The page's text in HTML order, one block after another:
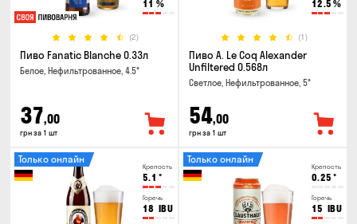
11 %
(2)
Пиво Fanatic Blanche 0.33л
Белое, Нефильтрованное, 4.5°
37,00
грн за 1 шт
12.5 %
(1)
Пиво A. Le Coq Alexander
Unfiltered 0.568л
Светлое, Нефильтрованное, 5°
54,00
грн за 1 шт
Крепость
5.1 °
Горечь
18 IBU
Только онлайн
Крепость
0.25 °
Горечь
15 IBU
Только онлайн